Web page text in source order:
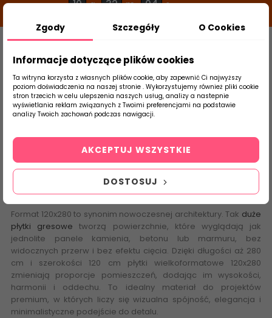
10 g 32 m 04 s
Szukaj
produktu
Strona Główna Płytki Wielkoformatowe XXL
Płytki Gresowe
120x280
Płytki gresowe 120x280 – prawdziwe oblicze wielkiego formatu
Format 120x280 to synonim nowoczesnej architektury. Tak duże
płytki gresowe tworzą powierzchnie, które wyglądają jak
jednolite panele kamienia, betonu lub marmuru, bez
widocznych przerw i bez efektu cięcia. Dzięki długości aż 280
cm i szerokości 120 cm płytki wielkoformatowe 120x280
zmieniają proporcje pomieszczeń, dodając im wysokości,
harmonii i oddechu. To idealny materiał do projektów
premium, w których liczy się wizualna spójność, elegancja i
minimalistyczne podejście do detalu.
Zgody Szczegóły O Cookies
Informacje dotyczące plików cookies
Ta witryna korzysta z własnych plików cookie, aby zapewnić Ci najwyższy
poziom doświadczenia na naszej stronie . Wykorzystujemy również pliki cookie
stron trzecich w celu ulepszenia naszych usług, analizy a nastepnie
wyświetlania reklam związanych z Twoimi preferencjami na podstawie
analizy Twoich zachowań podczas nawigacji.
DOSTOSUJ
AKCEPTUJ WSZYSTKIE